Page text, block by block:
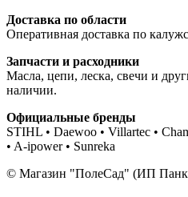
Доставка по области
Оперативная доставка по
Запчасти и расходники
Масла, цепи, леска, свечи и
наличии.
Официальные бренды
STIHL • Daewoo • Villartec •
• A-ipower • Sunreka
© Магазин "ПолеСад" (ИП